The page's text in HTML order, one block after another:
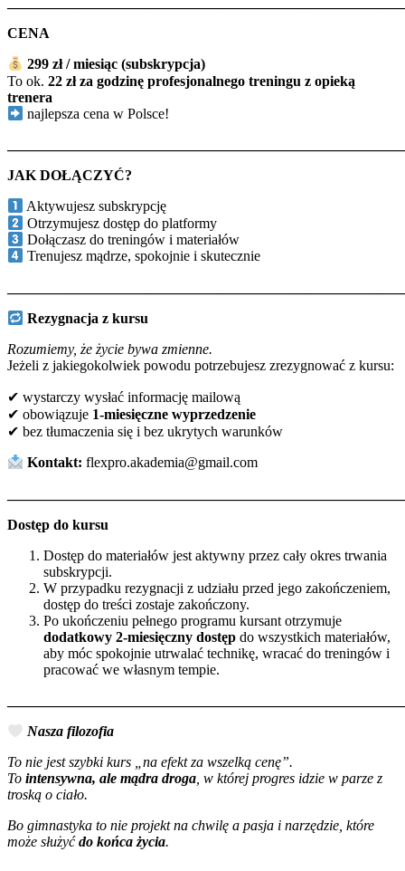
CENA
299 zł / miesiąc (subskrypcja)
To ok. 22 zł za godzinę profesjonalnego treningu z opieką
trenera
najlepsza cena w Polsce!
JAK DOŁĄCZYĆ?
Aktywujesz subskrypcję
Otrzymujesz dostęp do platformy
Dołączasz do treningów i materiałów
Trenujesz mądrze, spokojnie i skutecznie
Rezygnacja z kursu
Rozumiemy, że życie bywa zmienne.
Jeżeli z jakiegokolwiek powodu potrzebujesz zrezygnować z kursu:
✔ wystarczy wysłać informację mailową
✔ obowiązuje 1-miesięczne wyprzedzenie
✔ bez tłumaczenia się i bez ukrytych warunków
Kontakt: flexpro.akademia@gmail.com
Dostęp do kursu
Dostęp do materiałów jest aktywny przez cały okres trwania
subskrypcji.
W przypadku rezygnacji z udziału przed jego zakończeniem,
dostęp do treści zostaje zakończony.
Po ukończeniu pełnego programu kursant otrzymuje
dodatkowy 2-miesięczny dostęp do wszystkich materiałów,
aby móc spokojnie utrwalać technikę, wracać do treningów i
pracować we własnym tempie.
Nasza filozofia
To nie jest szybki kurs „na efekt za wszelką cenę”.
To intensywna, ale mądra droga , w której progres idzie w parze z
troską o ciało.
Bo gimnastyka to nie projekt na chwilę a pasja i narzędzie, które
może służyćdo końca życia.